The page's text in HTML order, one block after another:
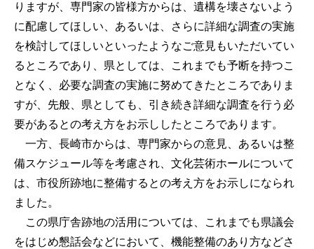
りますが、専門家の皆様方からは、遺構を壊さないよう
に配慮してほしい、あるいは、さらに詳細な調査の実施
を検討してほしいといったようなご意見もいただいてい
るところであり、県としては、これまでも予断を持つこ
となく、必要な調査の実施に努めてきたところでありま
すが、先般、県としても、引き続き詳細な調査を行う必
要があるとの考え方をお示ししたところであります。
一方、長崎市からは、専門家からの意見、あるいは整
備スケジュール等を考慮され、文化芸術ホールについて
は、市役所跡地に整備するとの考え方をお示しになられ
ました。
この県庁舎跡地の活用については、これまでも県議会
をはじめ懇話会などにおいて、機能整備のあり方などさ